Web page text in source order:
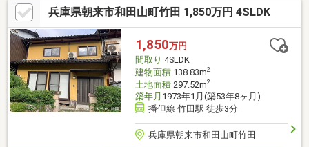
兵庫県朝来市和田山町竹田 1,850万円 4SLDK
1,850万円
間取り 4SLDK
建物面積138.83m2
土地面積297.52m2
築年月 1973年1月(築53年8ヶ月)
播但線 竹田駅 徒歩3分
兵庫県朝来市和田山町竹田